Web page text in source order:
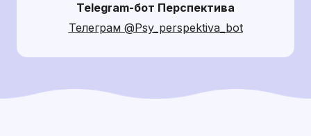
Telegram-бот Перспектива
Телеграм @Psy_perspektiva_bot